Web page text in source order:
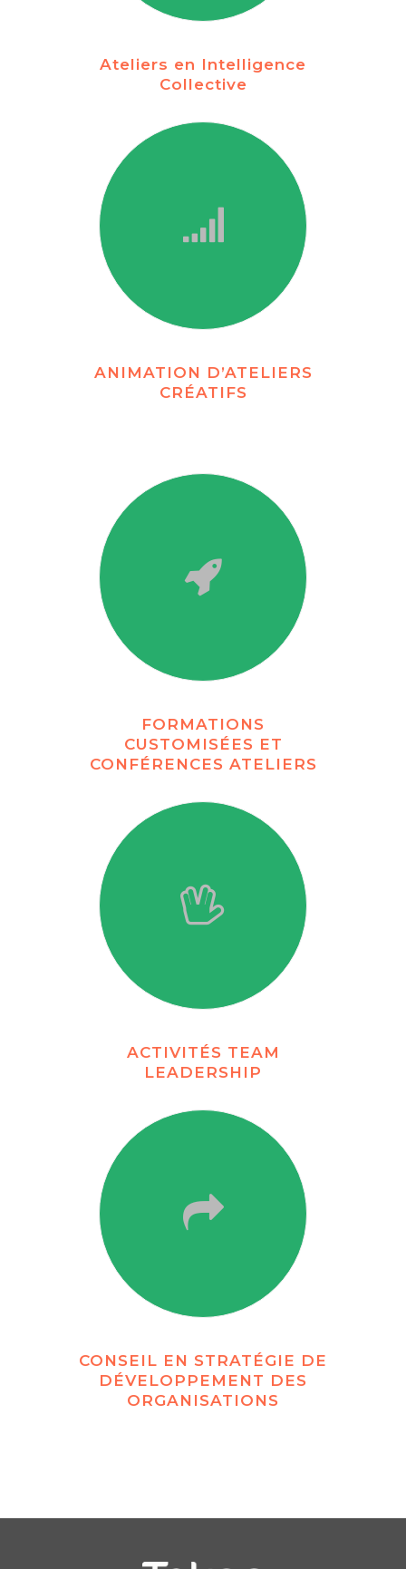
Ateliers en Intelligence
Collective
ANIMATION D’ATELIERS
CRÉATIFS
FORMATIONS
CUSTOMISÉES ET
CONFÉRENCES ATELIERS
ACTIVITÉS TEAM
LEADERSHIP
CONSEIL EN STRATÉGIE DE
DÉVELOPPEMENT DES
ORGANISATIONS